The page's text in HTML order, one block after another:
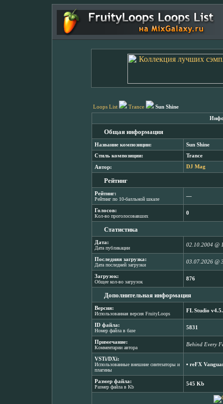
Loops List Trance Sun Shine
Общая информация
Название композиции: Sun Shine
Стиль композиции: Trance
Автор: DJ Mag
Рейтинг
Рейтинг:
Рейтинг по 10-балльной шкале
―
Голосов:
Кол-во проголосовавших
0
Статистика
Дата:
Дата публикации
02.10.2004 @
Последняя загрузка:
Дата последней загрузки
03.07.2026 @
Загрузок:
Общее кол-во загрузок
876
Дополнительная информация
Версия:
Использованная версия FruityLoops
FL Studio
ID файла:
Номер файла в базе
5831
Примечание:
Комментарии автора
Behind Every
VSTi/DXi:
Использованные внешние синтезаторы и
плагины
▪ reFX
Размер файла:
Размер файла в Kb
545 Kb